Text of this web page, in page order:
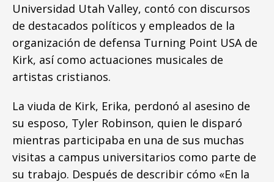
Universidad Utah Valley, contó con discursos
de destacados políticos y empleados de la
organización de defensa Turning Point USA de
Kirk, así como actuaciones musicales de
artistas cristianos.
La viuda de Kirk, Erika, perdonó al asesino de
su esposo, Tyler Robinson, quien le disparó
mientras participaba en una de sus muchas
visitas a campus universitarios como parte de
su trabajo. Después de describir cómo «En la